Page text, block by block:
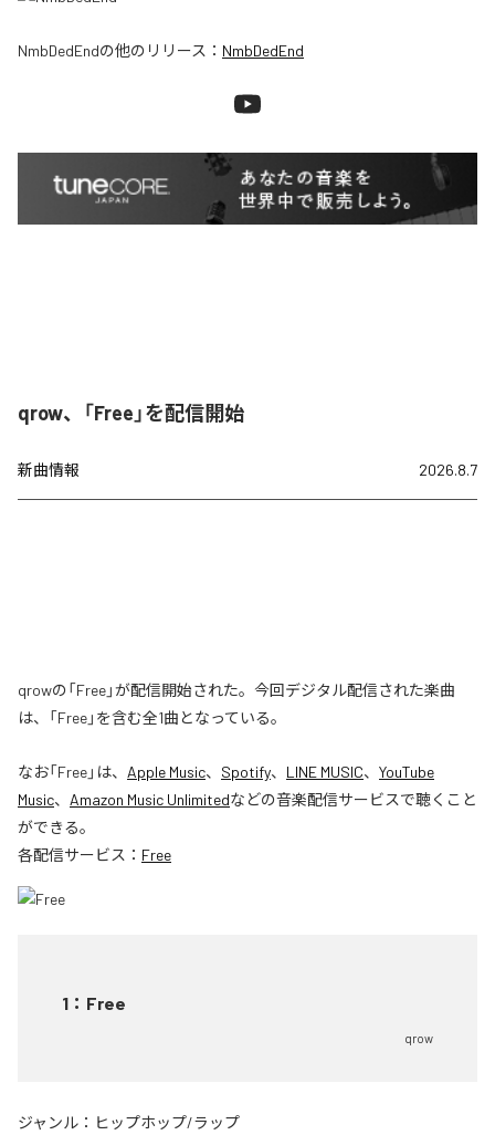
NmbDedEndの他のリリース： NmbDedEnd
qrow、「Free」を配信開始
新曲情報 2026.8.7
qrowの「Free」が配信開始された。今回デジタル配信された楽曲
は、「Free」を含む全1曲となっている。
なお「Free」は、 Apple Music、 Spotify、 LINE MUSIC、 YouTube
Music、 Amazon Music Unlimitedなどの音楽配信サービスで聴くこと
ができる。
各配信サービス： Free
1 ： Free
qrow
ジャンル： ヒップホップ/ラップ